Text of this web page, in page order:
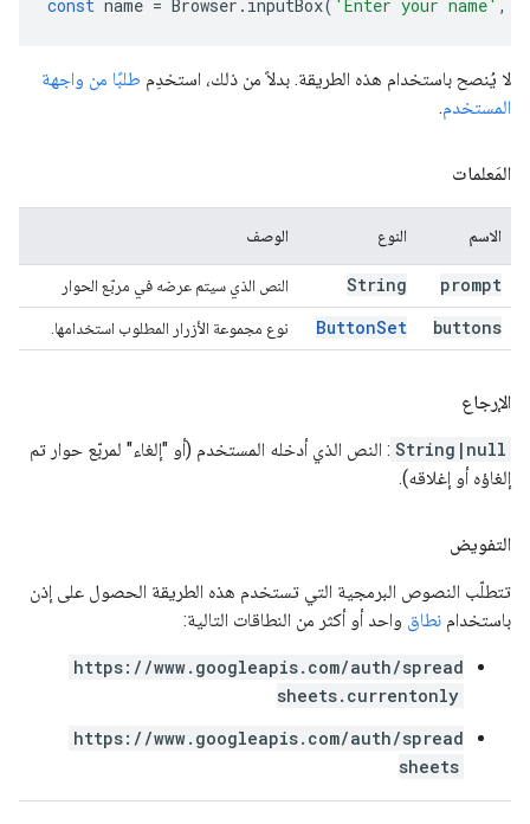
const name = Browser . inputBox( 'Enter your name' ,
لا يُنصح باستخدام هذه الطريقة. بدلاً من ذلك، استخدِم طلبًا من واجهة
المستخدم.
المَعلمات
الاسم النوع الوصف
prompt
String النص الذي سيتم عرضه في مربّع الحوار
buttons
ButtonSet نوع مجموعة الأزرار المطلوب استخدامها.
الإرجاع
String|null : النص الذي أدخله المستخدم (أو "إلغاء" لمربّع حوار تم
إلغاؤه أو إغلاقه).
التفويض
تتطلّب النصوص البرمجية التي تستخدم هذه الطريقة الحصول على إذن
باستخدام نطاق واحد أو أكثر من النطاقات التالية:
https://www.googleapis.com/auth/spread
sheets.currentonly
https://www.googleapis.com/auth/spread
sheets